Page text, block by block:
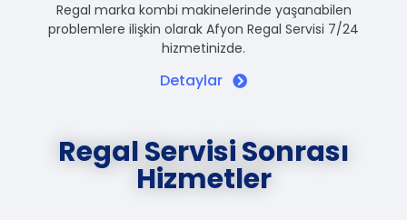
Regal marka kombi makinelerinde yaşanabilen
problemlere ilişkin olarak Afyon Regal Servisi 7/24
hizmetinizde.
Detaylar
Regal Servisi Sonrası
Hizmetler